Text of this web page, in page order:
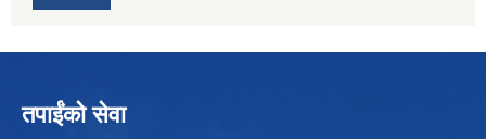
तपाईंको सेवा